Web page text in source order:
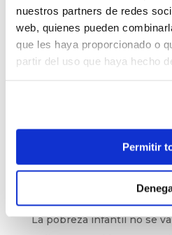
nuestros partners de redes
web, quienes pueden
que les haya proporcionado o
partir del uso que haya hecho
Permitir
curso va a requerir de un
importante para no
Últimas noticias
El baloncesto de Balia
Balia refuerza su labor
La pobreza infantil no se